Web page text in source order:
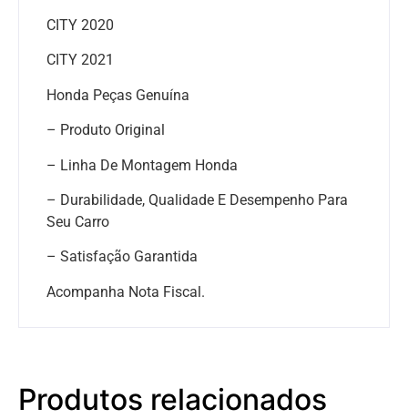
CITY 2020
CITY 2021
Honda Peças Genuína
– Produto Original
– Linha De Montagem Honda
– Durabilidade, Qualidade E Desempenho Para
Seu Carro
– Satisfação Garantida
Acompanha Nota Fiscal.
Produtos relacionados